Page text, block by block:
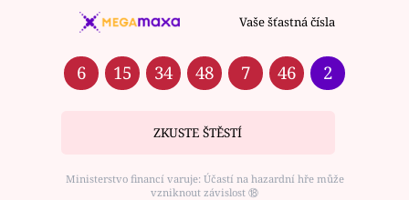
Vaše šťastná čísla
6 15 34 48 7 46 2
ZKUSTE ŠTĚSTÍ
Ministerstvo financí varuje: Účastí na hazardní hře může
vzniknout závislost ⑱